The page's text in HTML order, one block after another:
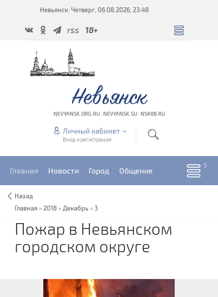
Невьянск: Четверг, 06.08.2026, 23:48
rss 18+
Невьянск
NEVYANSK.ORG.RU · NEVYANSK.SU · NSK66.RU
Личный кабинет
Вход и регистрация
Главная Новости Город Общение
Назад
Главная » 2018 » Декабрь » 3
Пожар в Невьянском
городском округе